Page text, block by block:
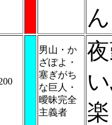
男山・か
ざぽよ・
塞ぎがち
な巨人・
曖昧完全
主義者